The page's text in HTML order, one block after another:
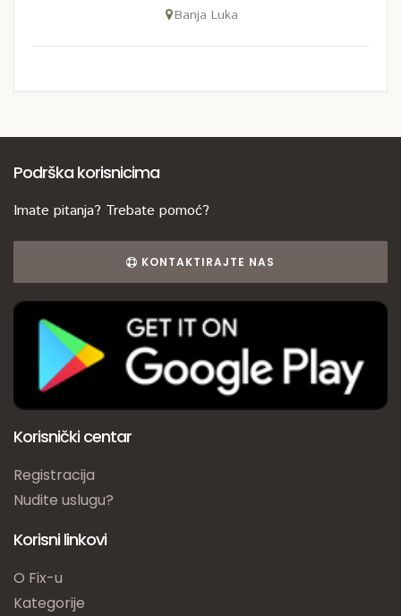
Banja Luka
Podrška korisnicima
Imate pitanja? Trebate pomoć?
KONTAKTIRAJTE NAS
Korisnički centar
Registracija
Nudite uslugu?
Korisni linkovi
O Fix-u
Kategorije